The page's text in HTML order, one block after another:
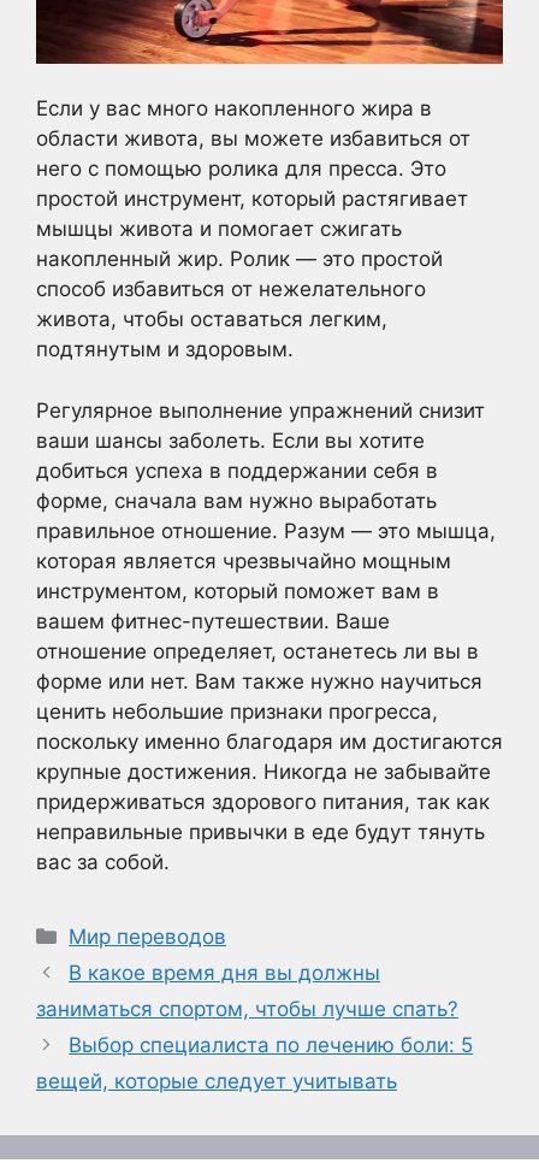
Если у вас много накопленного жира в
области живота, вы можете избавиться от
него с помощью ролика для пресса. Это
простой инструмент, который растягивает
мышцы живота и помогает сжигать
накопленный жир. Ролик — это простой
способ избавиться от нежелательного
живота, чтобы оставаться легким,
подтянутым и здоровым.
Регулярное выполнение упражнений снизит
ваши шансы заболеть. Если вы хотите
добиться успеха в поддержании себя в
форме, сначала вам нужно выработать
правильное отношение. Разум — это мышца,
которая является чрезвычайно мощным
инструментом, который поможет вам в
вашем фитнес-путешествии. Ваше
отношение определяет, останетесь ли вы в
форме или нет. Вам также нужно научиться
ценить небольшие признаки прогресса,
поскольку именно благодаря им достигаются
крупные достижения. Никогда не забывайте
придерживаться здорового питания, так как
неправильные привычки в еде будут тянуть
вас за собой.
Рубрики
Мир переводов
В какое время дня вы должны
заниматься спортом, чтобы лучше спать?
Выбор специалиста по лечению боли: 5
вещей, которые следует учитывать